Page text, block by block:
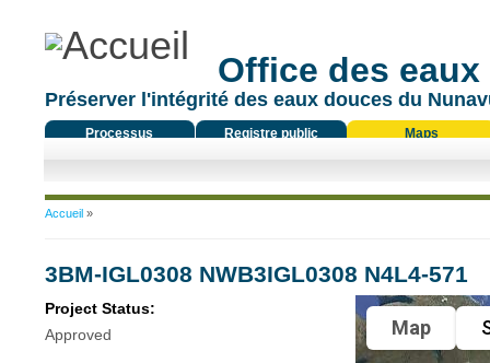
Office des
Préserver l'intégrité des eaux douces du
Processus
Registre public Maps
Vous êtes ici
Accueil»
3BM-IGL0308 NWB3IGL0308 N4L4-571
Project Status:
Approved
Map